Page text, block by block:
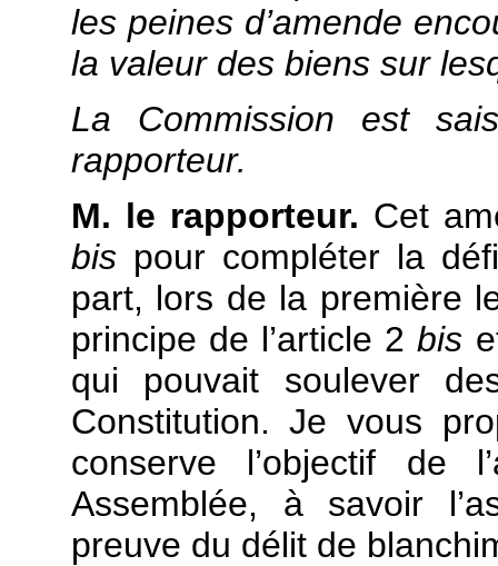
les peines d’amende
la valeur des biens sur
La Commission est
rapporteur.
M. le rapporteur. Cet
bispour compléter la
part, lors de la première
principe de l’article 2bis
qui pouvait soulever
Constitution. Je vous
conserve l’objectif de
Assemblée, à savoir
preuve du délit de